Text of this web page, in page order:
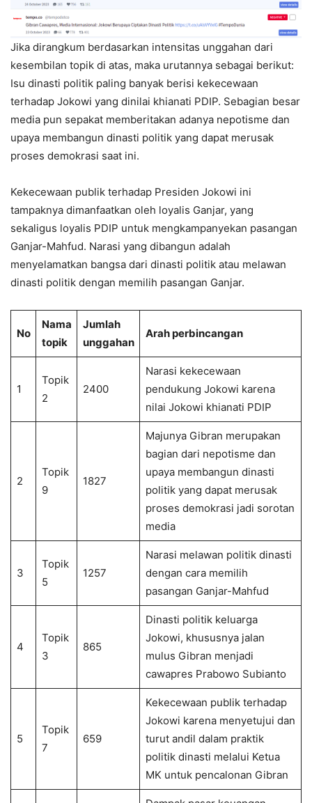
Jika dirangkum berdasarkan intensitas unggahan dari
kesembilan topik di atas, maka urutannya sebagai berikut:
Isu dinasti politik paling banyak berisi kekecewaan
terhadap Jokowi yang dinilai khianati PDIP. Sebagian besar
media pun sepakat memberitakan adanya nepotisme dan
upaya membangun dinasti politik yang dapat merusak
proses demokrasi saat ini.
Kekecewaan publik terhadap Presiden Jokowi ini
tampaknya dimanfaatkan oleh loyalis Ganjar, yang
sekaligus loyalis PDIP untuk mengkampanyekan pasangan
Ganjar-Mahfud. Narasi yang dibangun adalah
menyelamatkan bangsa dari dinasti politik atau melawan
dinasti politik dengan memilih pasangan Ganjar.
No
Nama
topik
Jumlah
unggahan
Arah perbincangan
1
Topik
2
2400
Narasi kekecewaan
pendukung Jokowi karena
nilai Jokowi khianati PDIP
2
Topik
9
1827
Majunya Gibran merupakan
bagian dari nepotisme dan
upaya membangun dinasti
politik yang dapat merusak
proses demokrasi jadi sorotan
media
3
Topik
5
1257
Narasi melawan politik dinasti
dengan cara memilih
pasangan Ganjar-Mahfud
4
Topik
3
865
Dinasti politik keluarga
Jokowi, khususnya jalan
mulus Gibran menjadi
cawapres Prabowo Subianto
5
Topik
7
659
Kekecewaan publik terhadap
Jokowi karena menyetujui dan
turut andil dalam praktik
politik dinasti melalui Ketua
MK untuk pencalonan Gibran